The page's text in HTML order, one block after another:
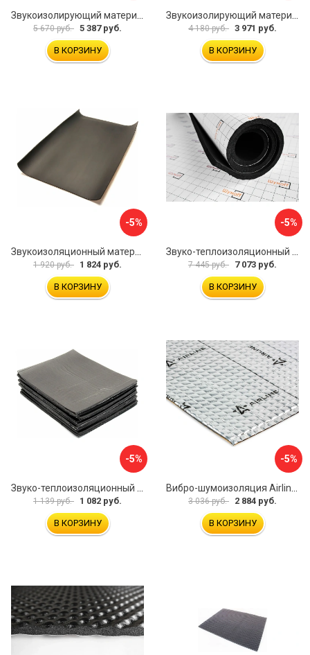
Звукоизолирующий материал STP Bromo 54253
5 670 руб. 5 387 руб.
В КОРЗИНУ
Звукоизолирующий материал STP Sonora 54254
4 180 руб. 3 971 руб.
В КОРЗИНУ
-5%
1 920 руб. 1 824 руб.
В КОРЗИНУ
-5%
7 445 руб. 7 073 руб.
В КОРЗИНУ
-5%
1 139 руб. 1 082 руб.
В КОРЗИНУ
-5%
3 036 руб. 2 884 руб.
В КОРЗИНУ